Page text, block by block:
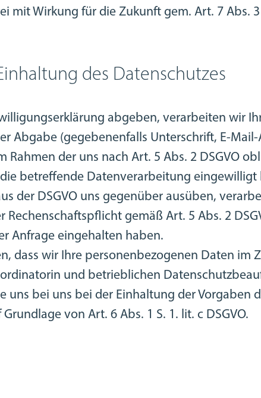
mit Wirkung für die Zukunft gem. Art. 7 Abs.
des Datenschutzes
abgeben, verarbeiten wir
Abgabe (gegebenenfalls Unterschrift, E-
Rahmen der uns nach Art. 5 Abs. 2 DSGVO
betreffende Datenverarbeitung eingewilligt
der DSGVO uns gegenüber ausüben,
gemäß Art. 5 Abs. 2
Anfrage eingehalten haben.
dass wir Ihre personenbezogenen Daten im
und betrieblichen
uns bei uns bei der Einhaltung der Vorgaben
von Art. 6 Abs. 1 S. 1. lit. c DSGVO.